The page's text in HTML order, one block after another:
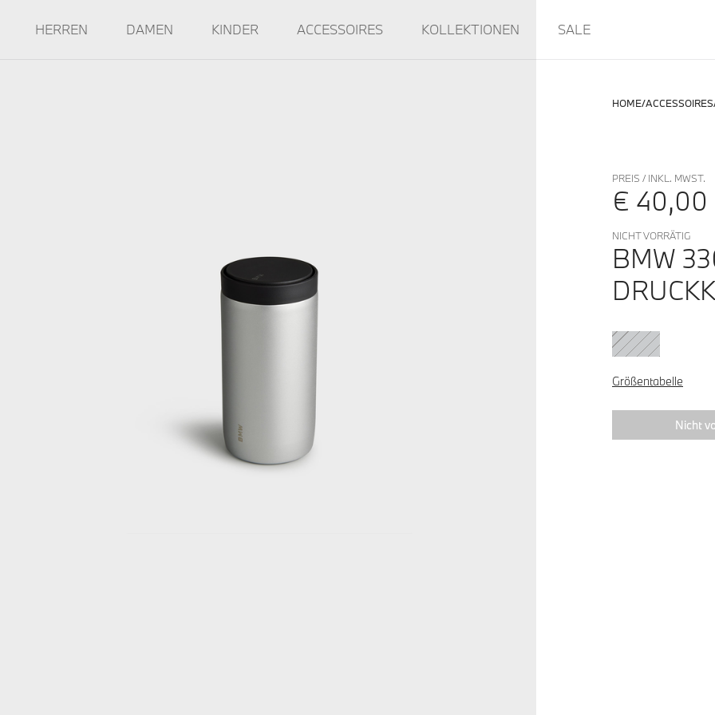
HERREN DAMEN KINDER ACCESSOIRES KOLLEKTIONEN SALE
HOME ACCESSOIRES
PREIS / INKL. MWST.
€ 40,00
NICHT VORRÄTIG
BMW
Größentabelle
Nicht